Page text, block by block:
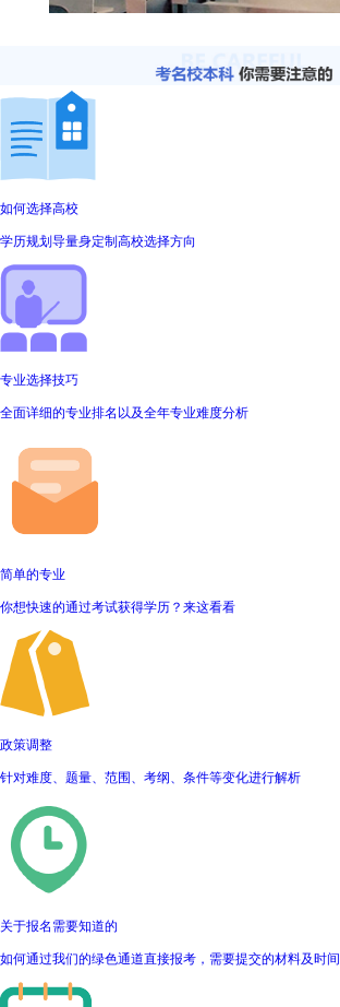
如何选择高校
学历规划导量身定制高校选择方向
专业选择技巧
全面详细的专业排名以及全年专业难度分析
简单的专业
你想快速的通过考试获得学历？来这看看
政策调整
针对难度、题量、范围、考纲、条件等变化进行解析
关于报名需要知道的
如何通过我们的绿色通道直接报考，需要提交的材料及时间